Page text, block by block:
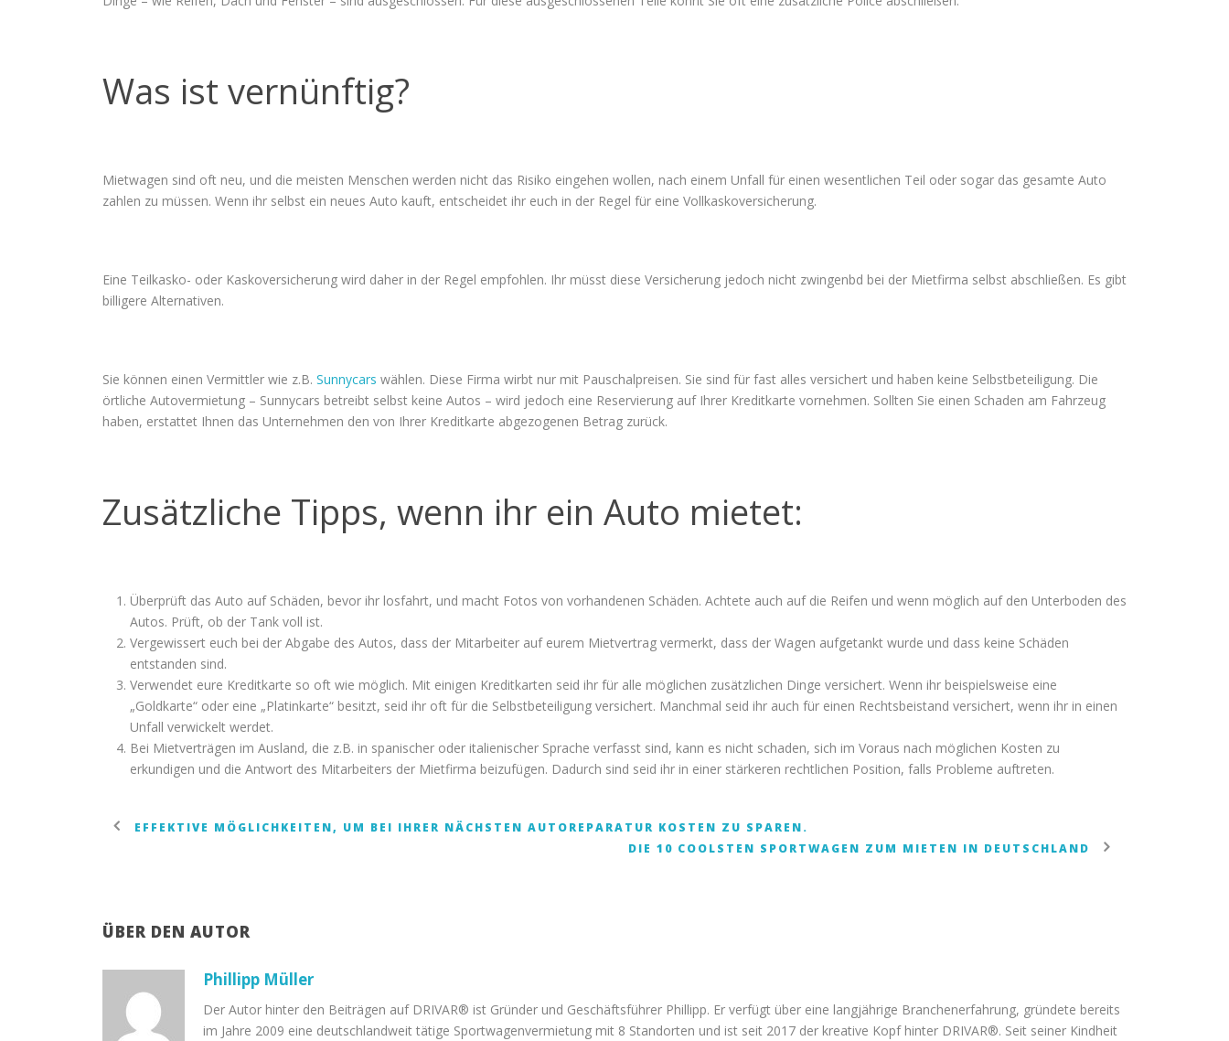
Was ist vernünftig?
Mietwagen sind oft neu, und die meisten Menschen werden nicht das Risiko eingehen wollen, nach einem Unfall für einen wesentlichen Teil oder sogar das gesamte Auto
zahlen zu müssen. Wenn ihr selbst ein neues Auto kauft, entscheidet ihr euch in der Regel für eine Vollkaskoversicherung.
Eine Teilkasko- oder Kaskoversicherung wird daher in der Regel empfohlen. Ihr müsst diese Versicherung jedoch nicht zwingenbd bei der Mietfirma selbst abschließen. Es gibt
billigere Alternativen.
Sie können einen Vermittler wie z.B. Sunnycars wählen. Diese Firma wirbt nur mit Pauschalpreisen. Sie sind für fast alles versichert und haben keine Selbstbeteiligung. Die
örtliche Autovermietung – Sunnycars betreibt selbst keine Autos – wird jedoch eine Reservierung auf Ihrer Kreditkarte vornehmen. Sollten Sie einen Schaden am Fahrzeug
haben, erstattet Ihnen das Unternehmen den von Ihrer Kreditkarte abgezogenen Betrag zurück.
Zusätzliche Tipps, wenn ihr ein Auto mietet:
Überprüft das Auto auf Schäden, bevor ihr losfahrt, und macht Fotos von vorhandenen Schäden. Achtete auch auf die Reifen und wenn möglich auf den Unterboden des
Autos. Prüft, ob der Tank voll ist.
Vergewissert euch bei der Abgabe des Autos, dass der Mitarbeiter auf eurem Mietvertrag vermerkt, dass der Wagen aufgetankt wurde und dass keine Schäden
entstanden sind.
Verwendet eure Kreditkarte so oft wie möglich. Mit einigen Kreditkarten seid ihr für alle möglichen zusätzlichen Dinge versichert. Wenn ihr beispielsweise eine
„Goldkarte“ oder eine „Platinkarte“ besitzt, seid ihr oft für die Selbstbeteiligung versichert. Manchmal seid ihr auch für einen Rechtsbeistand versichert, wenn ihr in einen
Unfall verwickelt werdet.
Bei Mietverträgen im Ausland, die z.B. in spanischer oder italienischer Sprache verfasst sind, kann es nicht schaden, sich im Voraus nach möglichen Kosten zu
erkundigen und die Antwort des Mitarbeiters der Mietfirma beizufügen. Dadurch sind seid ihr in einer stärkeren rechtlichen Position, falls Probleme auftreten.
EFFEKTIVE MÖGLICHKEITEN, UM BEI IHRER NÄCHSTEN AUTOREPARATUR KOSTEN ZU SPAREN.
DIE 10 COOLSTEN SPORTWAGEN ZUM MIETEN IN DEUTSCHLAND
ÜBER DEN AUTOR
Phillipp Müller
Der Autor hinter den Beiträgen auf DRIVAR® ist Gründer und Geschäftsführer Phillipp. Er verfügt über eine langjährige Branchenerfahrung, gründete bereits
im Jahre 2009 eine deutschlandweit tätige Sportwagenvermietung mit 8 Standorten und ist seit 2017 der kreative Kopf hinter DRIVAR®. Seit seiner Kindheit